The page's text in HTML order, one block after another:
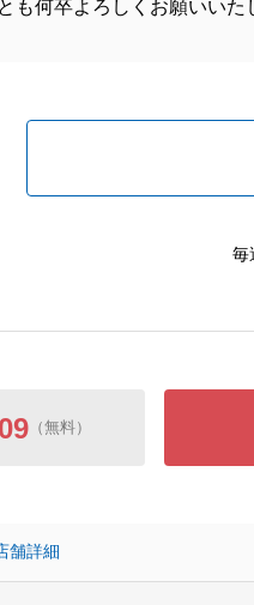
も何卒よろしくお願いいた
毎
（無料）
舗詳細